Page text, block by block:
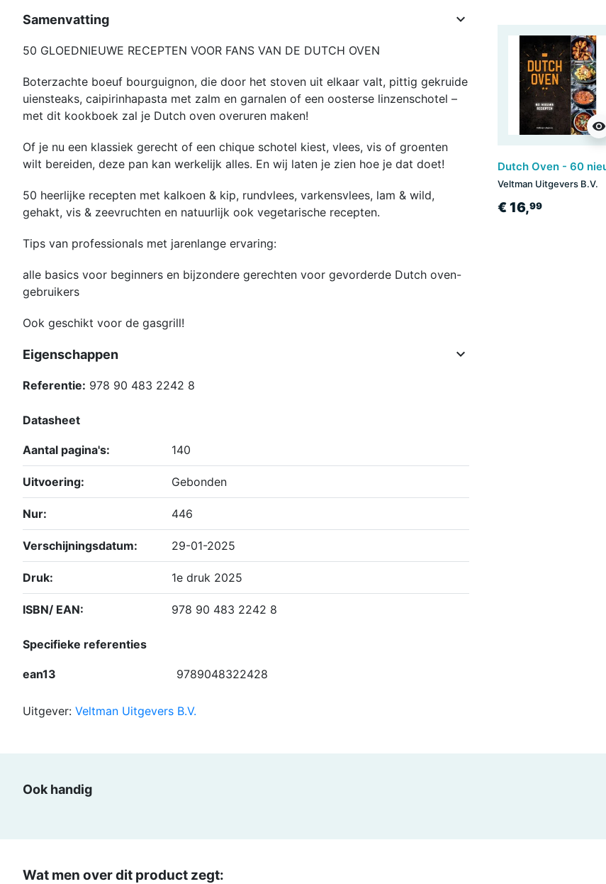
Samenvatting 
50 GLOEDNIEUWE RECEPTEN VOOR FANS VAN DE DUTCH OVEN
Boterzachte boeuf bourguignon, die door het stoven uit elkaar valt, pittig gekruide
uiensteaks, caipirinhapasta met zalm en garnalen of een oosterse linzenschotel –
met dit kookboek zal je Dutch oven overuren maken!
Of je nu een klassiek gerecht of een chique schotel kiest, vlees, vis of groenten
wilt bereiden, deze pan kan werkelijk alles. En wij laten je zien hoe je dat doet!
50 heerlijke recepten met kalkoen & kip, rundvlees, varkensvlees, lam & wild,
gehakt, vis & zeevruchten en natuurlijk ook vegetarische recepten.
Tips van professionals met jarenlange ervaring:
alle basics voor beginners en bijzondere gerechten voor gevorderde Dutch oven-
gebruikers
Ook geschikt voor de gasgrill!
Eigenschappen 
Referentie: 978 90 483 2242 8
Datasheet
Aantal pagina's: 140
Uitvoering: Gebonden
Nur: 446
Verschijningsdatum: 29-01-2025
Druk: 1e druk 2025
ISBN/ EAN: 978 90 483 2242 8
Specifieke referenties
ean13 9789048322428
Uitgever: Veltman Uitgevers B.V.
visibility
Veltman Uitgevers B.V.
€ 16,99
Ook handig
Wat men over dit product zegt: